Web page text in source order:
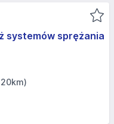
systemów sprężania